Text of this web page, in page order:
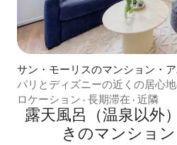
サン・モーリスのマンション・
パリとディズニーの近くの居心
ト駐車場。
ロケーション · 長期滞在 · 近隣
露天風呂（温泉以外
きのマンショ